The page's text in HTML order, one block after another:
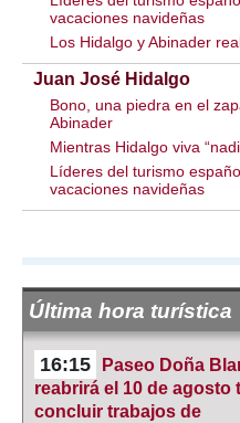
vacaciones navideñas
Los Hidalgo y Abinader
Juan José Hidalgo
Bono, una piedra en el
Abinader
Mientras Hidalgo viva
Líderes del turismo
vacaciones navideñas
Última hora turística
16:15
Paseo Doña
reabrirá el 10 de agosto
concluir trabajos de